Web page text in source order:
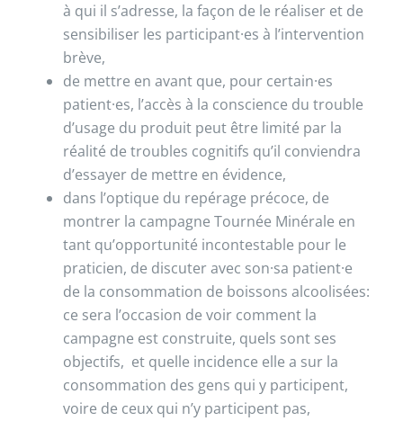
à qui il s’adresse, la façon de le réaliser et de
sensibiliser les participant·es à l’intervention
brève,
de mettre en avant que, pour certain·es
patient·es, l’accès à la conscience du trouble
d’usage du produit peut être limité par la
réalité de troubles cognitifs qu’il conviendra
d’essayer de mettre en évidence,
dans l’optique du repérage précoce, de
montrer la campagne Tournée Minérale en
tant qu’opportunité incontestable pour le
praticien, de discuter avec son·sa patient·e
de la consommation de boissons alcoolisées:
ce sera l’occasion de voir comment la
campagne est construite, quels sont ses
objectifs, et quelle incidence elle a sur la
consommation des gens qui y participent,
voire de ceux qui n’y participent pas,